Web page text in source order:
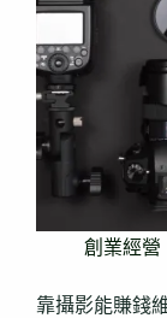
創業經營
靠攝影能賺錢